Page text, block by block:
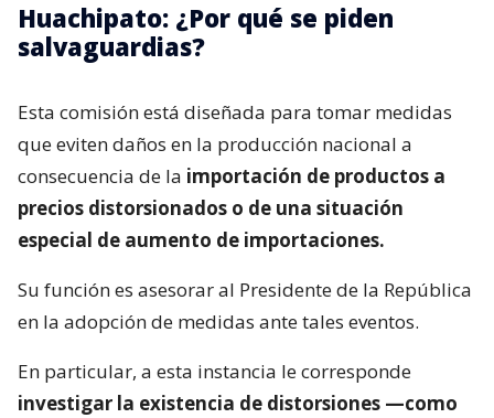
Huachipato: ¿Por qué se piden
salvaguardias?
Esta comisión está diseñada para tomar medidas
que eviten daños en la producción nacional a
consecuencia de la importación de productos a
precios distorsionados o de una situación
especial de aumento de importaciones.
Su función es asesorar al Presidente de la República
en la adopción de medidas ante tales eventos.
En particular, a esta instancia le corresponde
investigar la existencia de distorsiones —como